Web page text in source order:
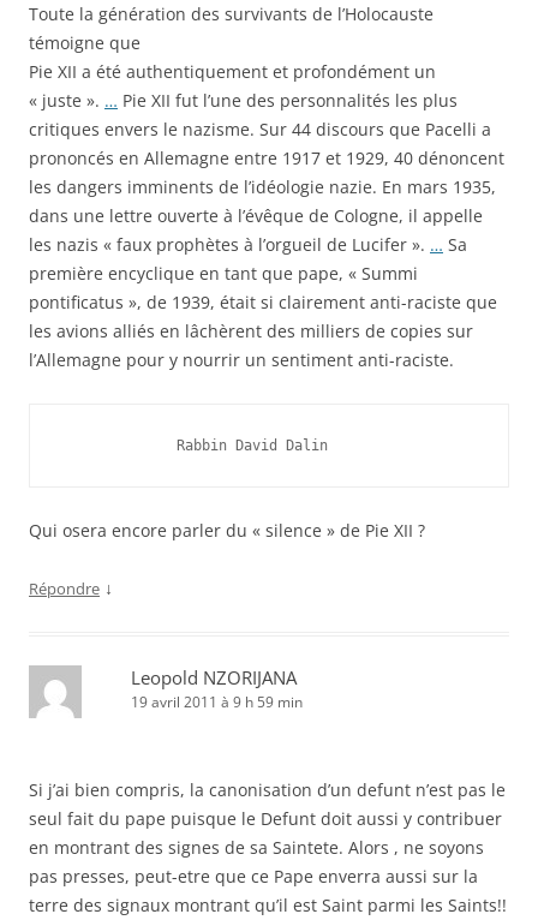
Toute la génération des survivants de l’Holocauste
témoigne que
Pie XII a été authentiquement et profondément un
« juste ». … Pie XII fut l’une des personnalités les plus
critiques envers le nazisme. Sur 44 discours que Pacelli a
prononcés en Allemagne entre 1917 et 1929, 40 dénoncent
les dangers imminents de l’idéologie nazie. En mars 1935,
dans une lettre ouverte à l’évêque de Cologne, il appelle
les nazis « faux prophètes à l’orgueil de Lucifer ». … Sa
première encyclique en tant que pape, « Summi
pontificatus », de 1939, était si clairement anti-raciste que
les avions alliés en lâchèrent des milliers de copies sur
l’Allemagne pour y nourrir un sentiment anti-raciste.
              Rabbin David Dalin
Qui osera encore parler du « silence » de Pie XII ?
Répondre ↓
Leopold NZORIJANA
19 avril 2011 à 9 h 59 min
Si j’ai bien compris, la canonisation d’un defunt n’est pas le
seul fait du pape puisque le Defunt doit aussi y contribuer
en montrant des signes de sa Saintete. Alors , ne soyons
pas presses, peut-etre que ce Pape enverra aussi sur la
terre des signaux montrant qu’il est Saint parmi les Saints!!